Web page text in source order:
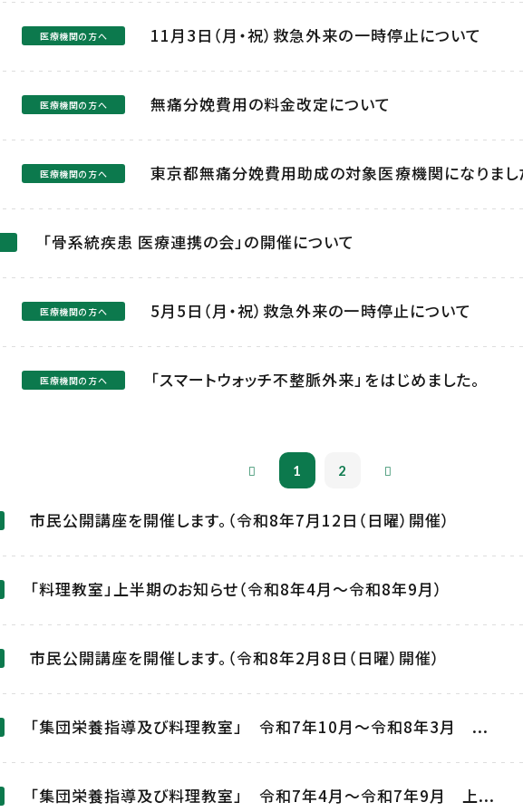
医療機関の方へ 11月3日（月・祝）救急外来の一時停止について
医療機関の方へ 無痛分娩費用の料金改定について
医療機関の方へ 東京都無痛分娩費用助成の対象医療機関になりまし
「骨系統疾患 医療連携の会」の開催について
医療機関の方へ 5月5日（月・祝）救急外来の一時停止について
医療機関の方へ 「スマートウォッチ不整脈外来」をはじめました。
1 2
市民公開講座を開催します。（令和8年7月12日（日曜）開催）
「料理教室」上半期のお知らせ（令和8年4月～令和8年9月）
市民公開講座を開催します。（令和8年2月8日（日曜）開催）
「集団栄養指導及び料理教室」 令和7年10月～令和8年3月 ...
「集団栄養指導及び料理教室」 令和7年4月～令和7年9月 上...